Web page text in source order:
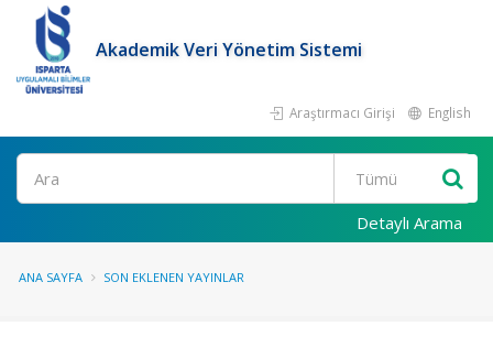
Akademik Veri Yönetim Sistemi
Araştırmacı Girişi English
Ara
Detaylı Arama
ANA SAYFA SON EKLENEN YAYINLAR